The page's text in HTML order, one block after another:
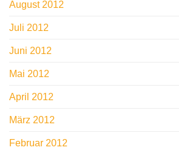
August 2012
Juli 2012
Juni 2012
Mai 2012
April 2012
März 2012
Februar 2012